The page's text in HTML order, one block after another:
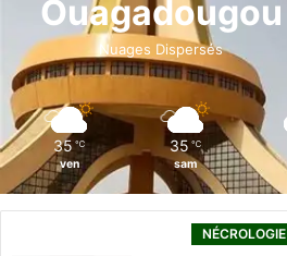
o
k
i
n
Ouagadougou
Nuages Dispersés
35 ℃
ven
35 ℃
sam
NÉCROLOGIE